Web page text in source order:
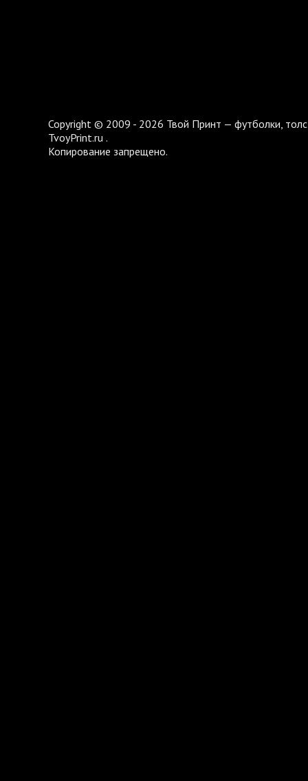
Copyright © 2009 - 2026 Твой Принт — футболки,
TvoyPrint.ru .
Копирование запрещено.